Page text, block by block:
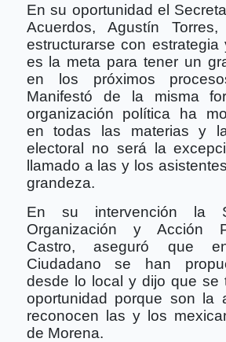
En su oportunidad el
Acuerdos, Agustín
estructurarse con estrategia
es la meta para tener un
en los próximos
Manifestó de la misma
organización política ha
en todas las materias y
electoral no será la
llamado a las y los
grandeza.
En su intervención la
Organización y Acción
Castro, aseguró que
Ciudadano se han
desde lo local y dijo que se
oportunidad porque son la
reconocen las y los
de Morena.